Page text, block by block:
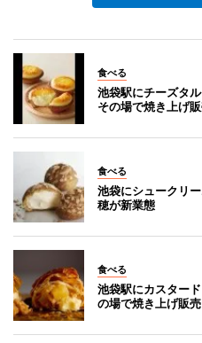
食べる
池袋駅にチーズタ
その場で焼き上げ
食べる
池袋にシュークリ
穂が新業態
食べる
池袋駅にカスター
の場で焼き上げ販売